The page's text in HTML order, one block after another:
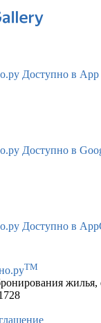
Доступно в App
Доступно в
Доступно в
TM